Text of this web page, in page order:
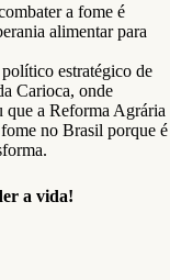
a fome é
alimentar para
estratégico de
Carioca, onde
a Reforma Agrária
no Brasil porque é
a vida!